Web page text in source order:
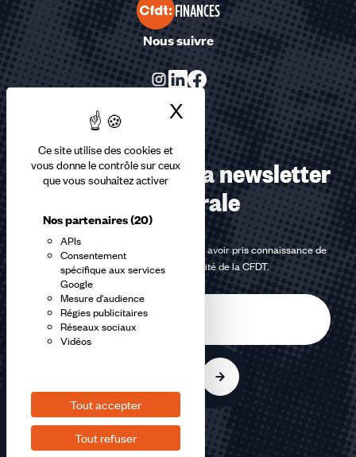
Ce site utilise des cookies et
vous donne le contrôle sur ceux
que vous souhaitez activer
Nos partenaires(20)
APIs
Consentement
spécifique aux services
Google
Mesure d'audience
Régies publicitaires
Réseaux sociaux
Vidéos
Tout accepter
Tout refuser
X Masquer le
FINANCES
Nous suivre
Abonnez-vous à la newsletter
confédérale
En m'inscrivant à la newsletter, j'affirme avoir pris connaissance de
lapolitique de confidentialité de la CFDT.